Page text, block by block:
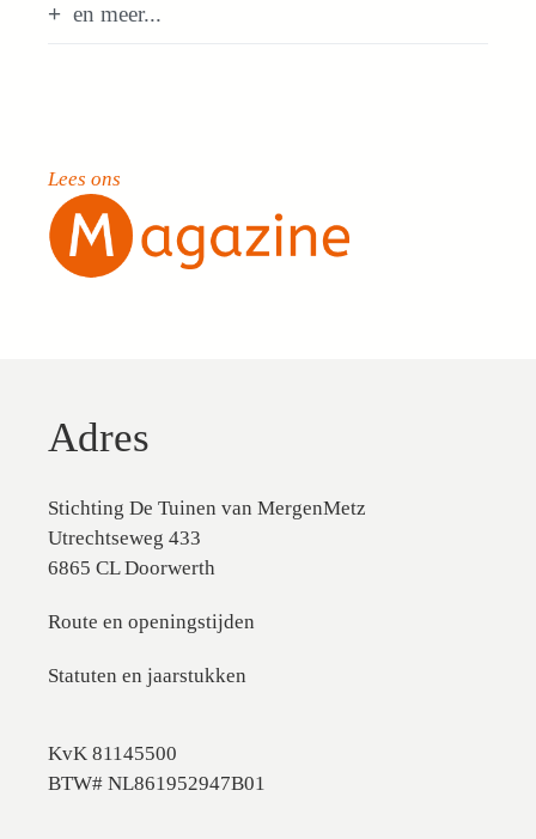
en meer...
Lees ons
Adres
Stichting De Tuinen van MergenMetz
Utrechtseweg 433
6865 CL Doorwerth
Route en openingstijden
Statuten en jaarstukken
KvK 81145500
BTW# NL861952947B01